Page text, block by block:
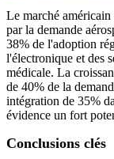
Le marché
par la demande
38% de l'adoption
l'électronique et des
médicale. La
de 40% de la
intégration de 35%
évidence un fort
Conclusions clés